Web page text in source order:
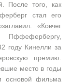
После того, как
стал его
«Ковчег
году Кинелли за
премию.
место в годы
основой фильма